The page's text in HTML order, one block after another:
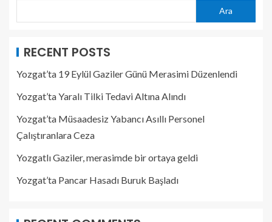
Ara
RECENT POSTS
Yozgat’ta 19 Eylül Gaziler Günü Merasimi Düzenlendi
Yozgat’ta Yaralı Tilki Tedavi Altına Alındı
Yozgat’ta Müsaadesiz Yabancı Asıllı Personel
Çalıştıranlara Ceza
Yozgatlı Gaziler, merasimde bir ortaya geldi
Yozgat’ta Pancar Hasadı Buruk Başladı